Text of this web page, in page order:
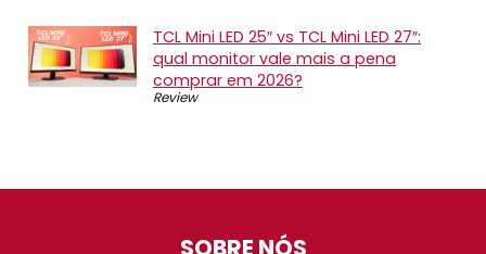
TCL Mini LED 25″ vs TCL Mini LED 27″:
qual monitor vale mais a pena
comprar em 2026?
Review
SOBRE NÓS